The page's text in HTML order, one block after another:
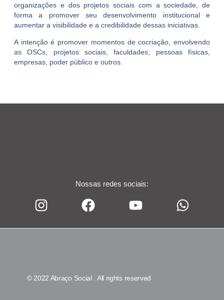
organizações e dos projetos sociais com a sociedade, de
forma a promover seu desenvolvimento institucional e
aumentar a visibilidade e a credibilidade dessas iniciativas.
A intenção é promover momentos de cocriação, envolvendo
as OSCs, projetos sociais, faculdades, pessoas físicas,
empresas, poder público e outros.
Nossas redes sociais:
© 2022 Abraço Social . All rights reserved